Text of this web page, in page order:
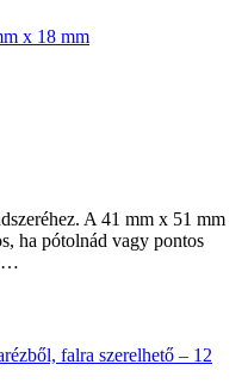
A 41 mm x 51 mm
ha pótolnád vagy pontos